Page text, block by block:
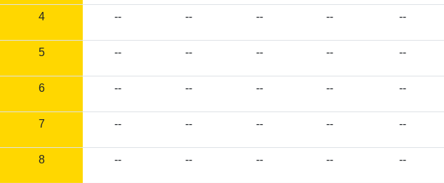
4 -- -- -- -- --
5 -- -- -- -- --
6 -- -- -- -- --
7 -- -- -- -- --
8 -- -- -- -- --